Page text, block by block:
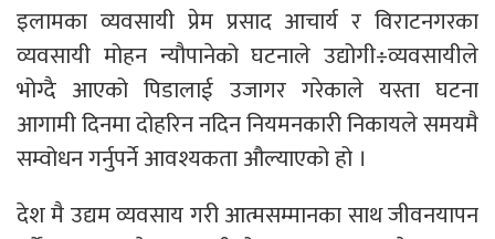
इलामका व्यवसायी प्रेम प्रसाद आचार्य र विराटनगरका
व्यवसायी मोहन न्यौपानेको घटनाले उद्योगी÷व्यवसायीले
भोग्दै आएको पिडालाई उजागर गरेकाले यस्ता घटना
आगामी दिनमा दोहरिन नदिन नियमनकारी निकायले समयमै
सम्वोधन गर्नुपर्ने आवश्यकता औल्याएको हो ।
देश मै उद्यम व्यवसाय गरी आत्मसम्मानका साथ जीवनयापन